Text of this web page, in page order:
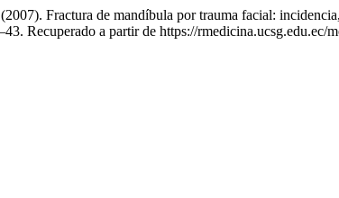
Fractura de mandíbula por trauma facial:
Recuperado a partir de https://rmedicina.ucsg.edu.ec/